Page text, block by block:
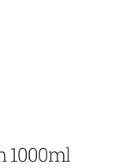
1000ml